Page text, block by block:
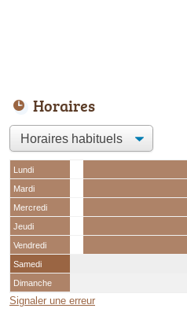
Horaires
Lundi
Mardi
Mercredi
Jeudi
Vendredi
Samedi
Dimanche
Signaler une erreur